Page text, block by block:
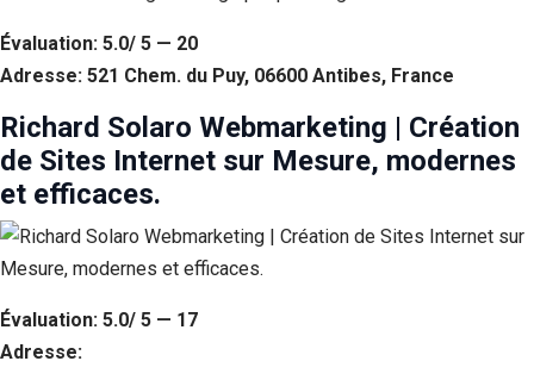
Évaluation: 5.0/ 5 — 20
Adresse: 521 Chem. du Puy, 06600 Antibes, France
Richard Solaro Webmarketing | Création
de Sites Internet sur Mesure, modernes
et efficaces.
Évaluation: 5.0/ 5 — 17
Adresse: